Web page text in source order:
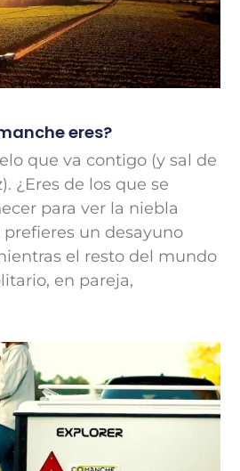
eres?
que va contigo (y sal de
¿Eres de los que se
para ver la niebla
prefieres un desayuno
el resto del mundo
en pareja,